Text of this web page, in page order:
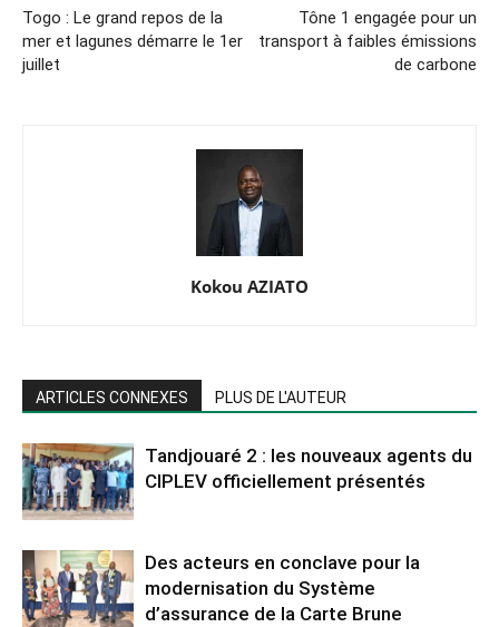
Togo : Le grand repos de la
mer et lagunes démarre le 1er
juillet
Tône 1 engagée pour un
transport à faibles émissions
de carbone
Kokou AZIATO
ARTICLES CONNEXES PLUS DE L'AUTEUR
Tandjouaré 2 : les nouveaux agents du
CIPLEV officiellement présentés
Des acteurs en conclave pour la
modernisation du Système
d’assurance de la Carte Brune